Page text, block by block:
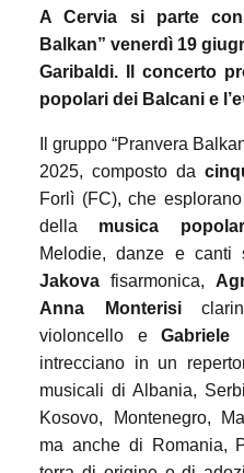
A Cervia si parteco
Balkan” venerdì 19
Garibaldi. Il concerto
popolari dei Balcani e l’e
Il gruppo “Pranvera
2025, composto da
Forlì (FC), che
della musica
Melodie, danze e canti
Jakova fisarmonica,
Anna Monterisi
violoncello eGabriele
intrecciano in un
musicali di Albania,
Kosovo, Montenegro,
ma anche di Romania,